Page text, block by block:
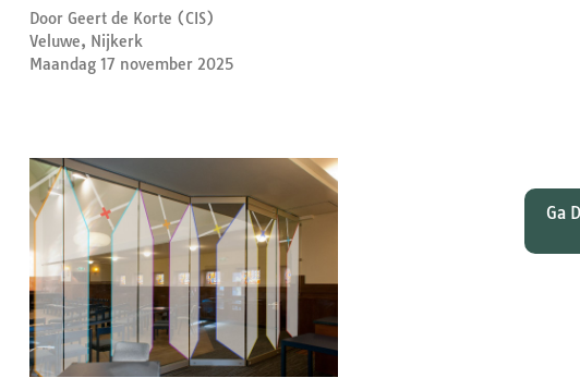
Door Geert de Korte (CIS)
Veluwe, Nijkerk
Maandag 17 november 2025
Ga